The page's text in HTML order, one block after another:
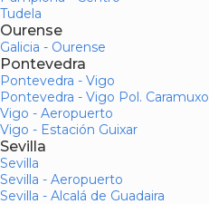
Tudela
Ourense
Galicia - Ourense
Pontevedra
Pontevedra - Vigo
Pontevedra - Vigo Pol. Caramuxo
Vigo - Aeropuerto
Vigo - Estación Guixar
Sevilla
Sevilla
Sevilla - Aeropuerto
Sevilla - Alcalá de Guadaira